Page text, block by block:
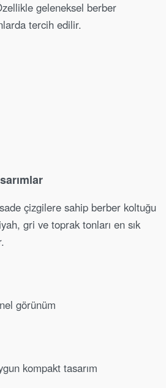
geleneksel berber
tercih edilir.
çizgilere sahip berber koltuğu
gri ve toprak tonları en sık
görünüm
kompakt tasarım